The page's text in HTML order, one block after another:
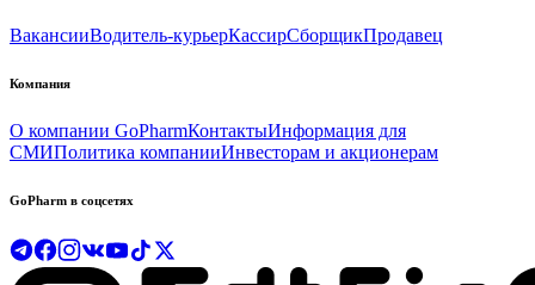
ВакансииВодитель-курьерКассирСборщикПродавец
Компания
О компании GoPharmКонтактыИнформация для
СМИПолитика компанииИнвесторам и акционерам
GoPharm в соцсетях